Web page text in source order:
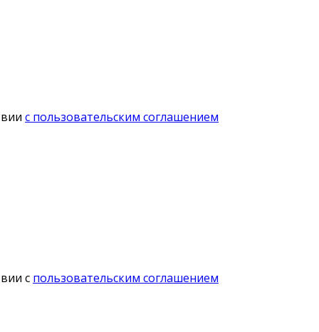
с пользовательским соглашением
с пользовательским соглашением